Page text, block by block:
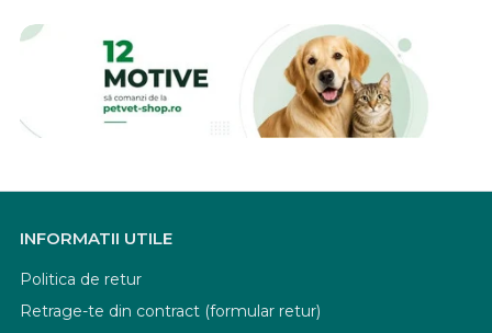
INFORMATII UTILE
Politica de retur
Retrage-te din contract (formular retur)